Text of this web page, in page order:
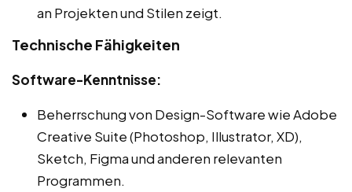
an Projekten und Stilen zeigt.
Technische Fähigkeiten
Software-Kenntnisse:
Beherrschung von Design-Software wie Adobe
Creative Suite (Photoshop, Illustrator, XD),
Sketch, Figma und anderen relevanten
Programmen.